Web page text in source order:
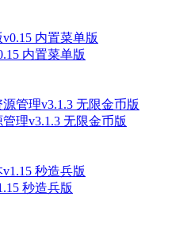
内置菜单版
理v3.1.3 无限金币版
秒造兵版